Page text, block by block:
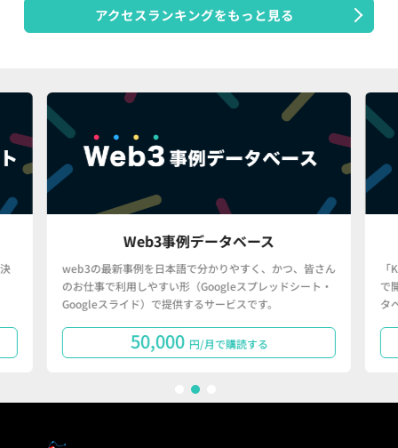
アクセスランキングをもっと見る
Web3事例データベース
web3の最新事例を日本語で分かりやすく、かつ、皆さん
のお仕事で利用しやすい形（Googleスプレッドシート・
Googleスライド）で提供するサービスです。
50,000 円/月で購読する
で
タ